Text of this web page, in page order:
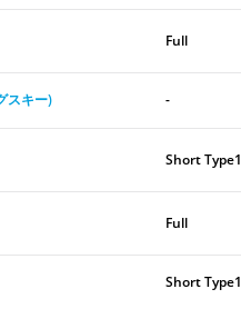
Full
スキー) -
Short Type1
Full
Short Type1